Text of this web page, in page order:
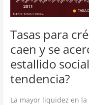
Tasas para
caen y se
estallido
tendencia?
La mayor liquidez en
estallido
social
¿Seguirá
la
tendencia?